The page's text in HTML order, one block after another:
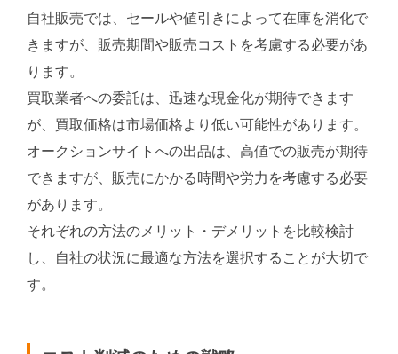
自社販売では、セールや値引きによって在庫を消化で
きますが、販売期間や販売コストを考慮する必要があ
ります。
買取業者への委託は、迅速な現金化が期待できます
が、買取価格は市場価格より低い可能性があります。
オークションサイトへの出品は、高値での販売が期待
できますが、販売にかかる時間や労力を考慮する必要
があります。
それぞれの方法のメリット・デメリットを比較検討
し、自社の状況に最適な方法を選択することが大切で
す。